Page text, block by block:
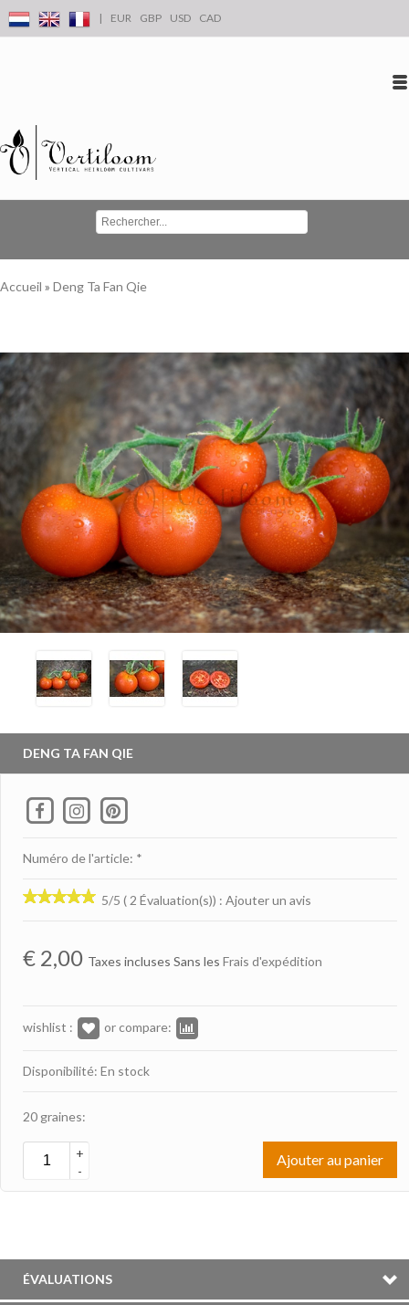
| EUR GBP USD CAD
Accueil » Deng Ta Fan Qie
DENG TA FAN QIE
Numéro de l'article: *
5/5 ( 2 Évaluation(s)) : Ajouter un avis
€ 2,00 Taxes incluses Sans les Frais d'expédition
wishlist : or compare:
Disponibilité: En stock
20 graines:
+
-
Ajouter au panier
ÉVALUATIONS